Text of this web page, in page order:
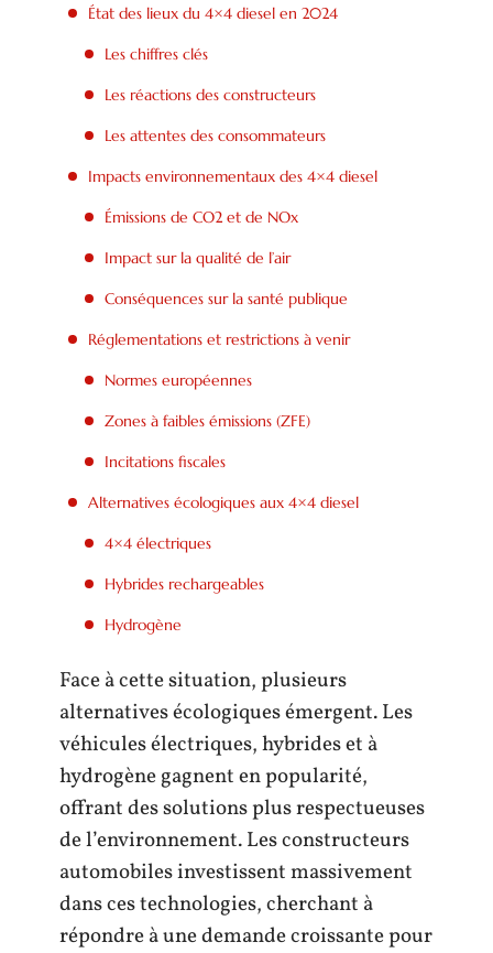
État des lieux du 4×4 diesel en 2024
Les chiffres clés
Les réactions des constructeurs
Les attentes des consommateurs
Impacts environnementaux des 4×4 diesel
Émissions de CO2 et de NOx
Impact sur la qualité de l’air
Conséquences sur la santé publique
Réglementations et restrictions à venir
Normes européennes
Zones à faibles émissions (ZFE)
Incitations fiscales
Alternatives écologiques aux 4×4 diesel
4×4 électriques
Hybrides rechargeables
Hydrogène
Face à cette situation, plusieurs
alternatives écologiques émergent. Les
véhicules électriques, hybrides et à
hydrogène gagnent en popularité,
offrant des solutions plus respectueuses
de l’environnement. Les constructeurs
automobiles investissent massivement
dans ces technologies, cherchant à
répondre à une demande croissante pour